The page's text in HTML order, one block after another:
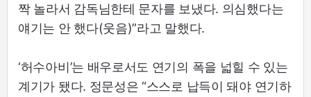
짝 놀라서 감독님한테 문자를 보냈다. 의심했다는
얘기는 안 했다(웃음)”라고 말했다.
‘허수아비’는 배우로서도 연기의 폭을 넓힐 수 있는
계기가 됐다. 정문성은 “스스로 납득이 돼야 연기하